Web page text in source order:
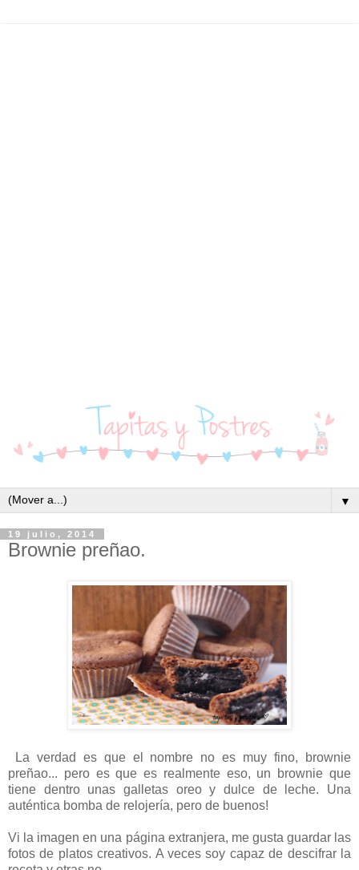
▼
19 julio, 2014
Brownie preñao.
La verdad es que el nombre no es muy fino, brownie
preñao... pero es que es realmente eso, un brownie que
tiene dentro unas galletas oreo y dulce de leche. Una
auténtica bomba de relojería, pero de buenos!
Vi la imagen en una página extranjera, me gusta guardar las
fotos de platos creativos. A veces soy capaz de descifrar la